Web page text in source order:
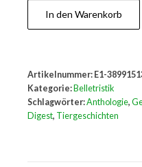
Aus
dem
Tiere:
Die
schönsten
In den Warenkorb
Artikelnummer: E1-
Kategorie: Belletristik
Schlagwörter:Anthologie,
Digest, Tiergeschichten